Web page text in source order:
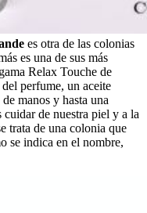
es otra de las colonias
es una de sus más
Relax Touche de
perfume, un aceite
manos y hasta una
de nuestra piel y a la
trata de una colonia que
se indica en el nombre,